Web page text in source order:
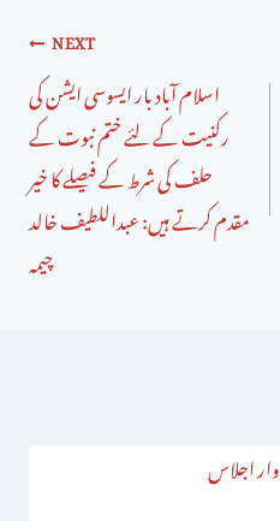
NEXT
اسلام آباد بار ایسوسی ایشن کی
رکنیت کے لئے ختم نبوت کے
حلف کی شرط کے فیصلے کا خیر
مقدم کرتے ہیں: عبداللطیف خالد
چیمہ